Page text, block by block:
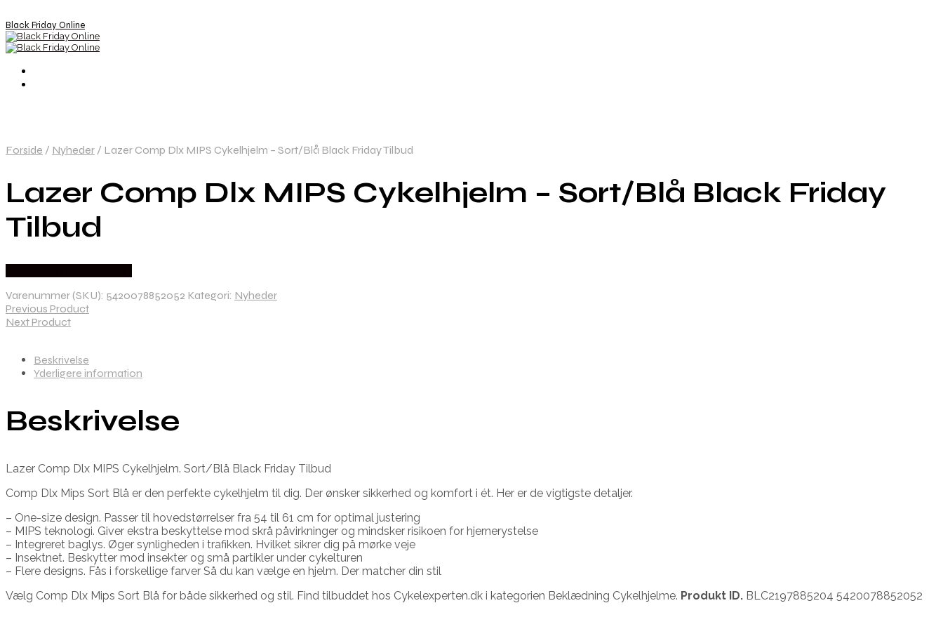
Black Friday Online
Forside / Nyheder / Lazer Comp Dlx MIPS Cykelhjelm – Sort/Blå Black Friday Tilbud
Lazer Comp Dlx MIPS Cykelhjelm – Sort/Blå Black Friday
Tilbud
Varenummer (SKU): 5420078852052 Kategori: Nyheder
Previous Product
Next Product
Beskrivelse
Yderligere information
Beskrivelse
Lazer Comp Dlx MIPS Cykelhjelm. Sort/Blå Black Friday Tilbud
Comp Dlx Mips Sort Blå er den perfekte cykelhjelm til dig. Der ønsker sikkerhed og komfort i ét. Her er de vigtigste detaljer.
– One-size design. Passer til hovedstørrelser fra 54 til 61 cm for optimal justering
– MIPS teknologi. Giver ekstra beskyttelse mod skrå påvirkninger og mindsker risikoen for hjernerystelse
– Integreret baglys. Øger synligheden i trafikken. Hvilket sikrer dig på mørke veje
– Insektnet. Beskytter mod insekter og små partikler under cykelturen
– Flere designs. Fås i forskellige farver Så du kan vælge en hjelm. Der matcher din stil
Vælg Comp Dlx Mips Sort Blå for både sikkerhed og stil. Find tilbuddet hos Cykelexperten.dk i kategorien Beklædning Cykelhjelme. Produkt ID. BLC2197885204 5420078852052